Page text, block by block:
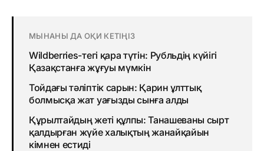
МЫНАНЫ ДА ОҚИ КЕТІҢІЗ
Wildberries-тегі қара түтін: Рубльдің күйігі
Қазақстанға жұғуы мүмкін
Тойдағы тәліптік сарын: Қарин ұлттық
болмысқа жат уағызды сынға алды
Құрылтайдың жеті құлпы: Танашеваны сырт
қалдырған жүйе халықтың жанайқайын
кімнен естиді